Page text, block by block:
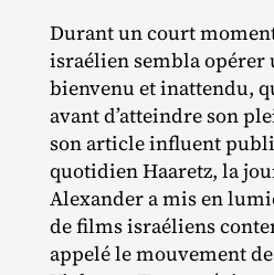
Durant un court
israélien sembla opérer
bienvenu et inattendu,
avant d’atteindre son
son article influent
quotidien Haaretz, la
Alexander a mis en
de films israéliens
appelé le mouvement